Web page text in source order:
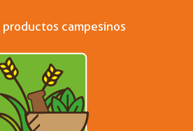
productos campesinos